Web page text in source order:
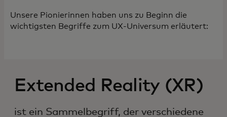
Unsere Pionierinnen haben uns zu Beginn die
wichtigsten Begriffe zum UX-Universum erläutert:
Extended Reality (XR)
ist ein Sammelbegriff, der verschiedene